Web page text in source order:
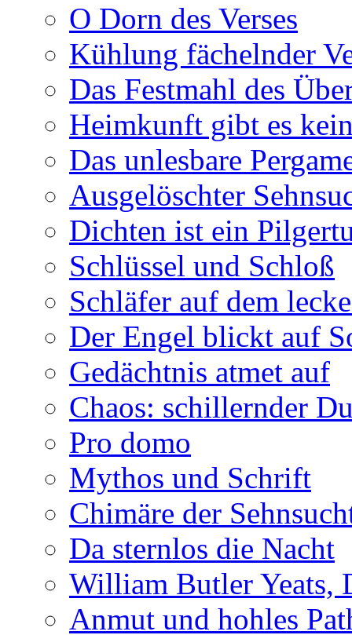
O Dorn des Verses
Kühlung fächelnder
Das Festmahl des
Heimkunft gibt es
Das unlesbare
Ausgelöschter
Dichten ist ein
Schlüssel und Schloß
Schläfer auf dem
Der Engel blickt auf
Gedächtnis atmet auf
Chaos: schillernder
Pro domo
Mythos und Schrift
Chimäre der
Da sternlos die Nacht
William Butler Yeats,
Anmut und hohles